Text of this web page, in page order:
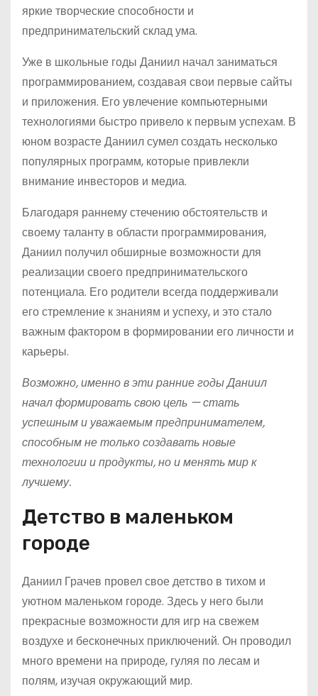
яркие творческие способности и
предпринимательский склад ума.
Уже в школьные годы Даниил начал заниматься
программированием, создавая свои первые сайты
и приложения. Его увлечение компьютерными
технологиями быстро привело к первым успехам. В
юном возрасте Даниил сумел создать несколько
популярных программ, которые привлекли
внимание инвесторов и медиа.
Благодаря раннему стечению обстоятельств и
своему таланту в области программирования,
Даниил получил обширные возможности для
реализации своего предпринимательского
потенциала. Его родители всегда поддерживали
его стремление к знаниям и успеху, и это стало
важным фактором в формировании его личности и
карьеры.
Возможно, именно в эти ранние годы Даниил
начал формировать свою цель — стать
успешным и уважаемым предпринимателем,
способным не только создавать новые
технологии и продукты, но и менять мир к
лучшему.
Детство в маленьком
городе
Даниил Грачев провел свое детство в тихом и
уютном маленьком городе. Здесь у него были
прекрасные возможности для игр на свежем
воздухе и бесконечных приключений. Он проводил
много времени на природе, гуляя по лесам и
полям, изучая окружающий мир.